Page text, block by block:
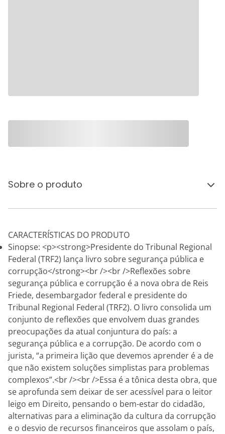
Sobre o produto
CARACTERÍSTICAS DO PRODUTO
Sinopse: <p><strong>Presidente do Tribunal Regional
Federal (TRF2) lança livro sobre segurança pública e
corrupção</strong><br /><br />Reflexões sobre
segurança pública e corrupção é a nova obra de Reis
Friede, desembargador federal e presidente do
Tribunal Regional Federal (TRF2). O livro consolida um
conjunto de reflexões que envolvem duas grandes
preocupações da atual conjuntura do país: a
segurança pública e a corrupção. De acordo com o
jurista, “a primeira lição que devemos aprender é a de
que não existem soluções simplistas para problemas
complexos”.<br /><br />Essa é a tônica desta obra, que
se aprofunda sem deixar de ser acessível para o leitor
leigo em Direito, pensando o bem-estar do cidadão,
alternativas para a eliminação da cultura da corrupção
e o desvio de recursos financeiros que assolam o país,